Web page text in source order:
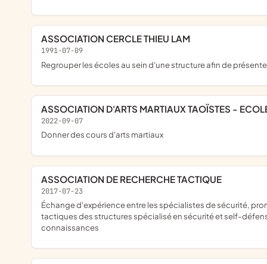
ASSOCIATION CERCLE THIEU LAM
1991-07-09
regrouper les écoles au sein d'une structure afin de
ASSOCIATION D'ARTS MARTIAUX TAOÏSTES -
2022-09-07
donner des cours d'arts martiaux
ASSOCIATION DE RECHERCHE TACTIQUE
2017-07-23
échange d'expérience entre les spécialistes de sécurité, promouvoir la pratique d'activités physiques et des arts martiaux, promotion de la pratique des sports tactiques, self-défense, études l'expérience et
tactiques des structures spécialisé en sécurité et self-
connaissances